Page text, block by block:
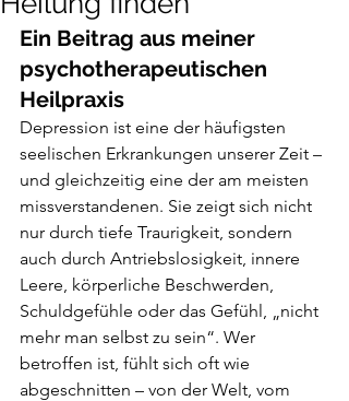
Ein Beitrag aus meiner
psychotherapeutischen
Heilpraxis
Depression ist eine der häufigsten
seelischen Erkrankungen unserer Zeit –
und gleichzeitig eine der am meisten
missverstandenen. Sie zeigt sich nicht
nur durch tiefe Traurigkeit, sondern
auch durch Antriebslosigkeit, innere
Leere, körperliche Beschwerden,
Schuldgefühle oder das Gefühl, „nicht
mehr man selbst zu sein“. Wer
betroffen ist, fühlt sich oft wie
abgeschnitten – von der Welt, vom